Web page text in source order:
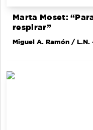
Marta Moset:
respirar”
Miguel A. Ramón / L.N.